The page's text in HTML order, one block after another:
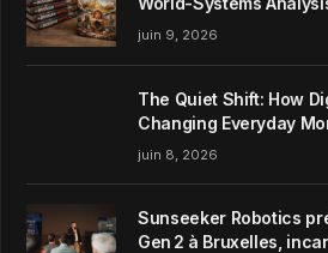
juin 9, 2026
The Quiet Shift: How
Changing Everyday
juin 8, 2026
Sunseeker Robotics
Gen 2 à Bruxelles,